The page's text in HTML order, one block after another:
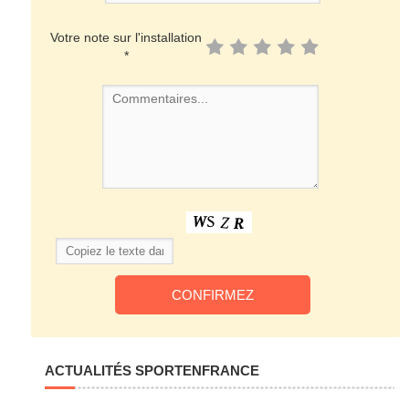
Votre note sur l'installation
*
ACTUALITÉS SPORTENFRANCE